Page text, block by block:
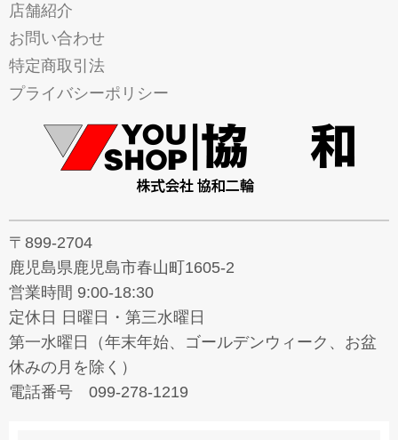
店舗紹介
お問い合わせ
特定商取引法
プライバシーポリシー
〒899-2704
鹿児島県鹿児島市春山町1605-2
営業時間 9:00-18:30
定休日 日曜日・第三水曜日
第一水曜日（年末年始、ゴールデンウィーク、お盆
休みの月を除く）
電話番号 099-278-1219